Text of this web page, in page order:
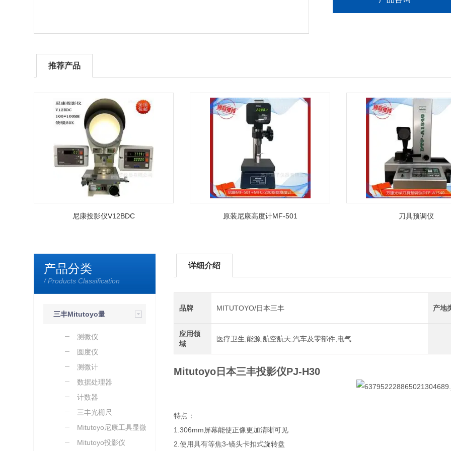
推荐产品
尼康投影仪V12BDC 原装尼康高度计MF-501 刀具预调仪
产品分类
/ Products Classification
三丰Mitutoyo量
测微仪
圆度仪
测微计
数据处理器
计数器
三丰光栅尺
Mitutoyo尼康工具显微镜
Mitutoyo投影仪
详细介绍
品牌 MITUTOYO/日本三丰 产地
应用领
域
医疗卫生,能源,航空航天,汽车及零部件,电气
Mitutoyo日本三丰投影仪PJ-H30
特点：
1.306mm屏幕能使正像更加清晰可见
2.使用具有等焦3-镜头卡扣式旋转盘